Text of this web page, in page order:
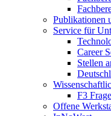
Publikationen
Service für
Career
Stellen
F3
Offene